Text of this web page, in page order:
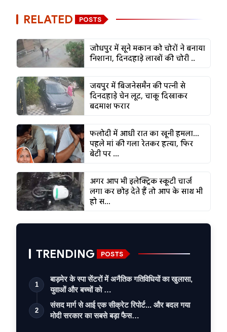
RELATED POSTS
जोधपुर में सूने मकान को चोरों ने बनाया
निशाना, दिनदहाड़े लाखों की चोरी ..
जयपुर में बिजनेसमैन की पत्नी से
दिनदहाड़े चेन लूट, चाकू दिखाकर
बदमाश फरार
फलोदी में आधी रात का खूनी हमला...
पहले मां की गला रेतकर हत्या, फिर
बेटी पर ...
अगर आप भी इलेक्ट्रिक स्कूटी चार्ज
लगा कर छोड़ देते हैं तो आप के साथ भी
हो स...
TRENDING POSTS
1
बाड़मेर के स्पा सेंटरों में अनैतिक गतिविधियों का खुलासा,
युवाओं और बच्चों को …
2
संसद मार्ग से आई एक सीक्रेट रिपोर्ट... और बदल गया
मोदी सरकार का सबसे बड़ा फैस…